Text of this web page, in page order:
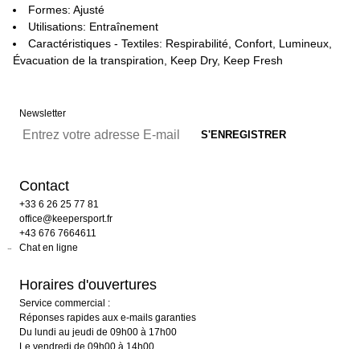
Formes: Ajusté
Utilisations: Entraînement
Caractéristiques - Textiles: Respirabilité, Confort, Lumineux,
Évacuation de la transpiration, Keep Dry, Keep Fresh
Newsletter
Contact
+33 6 26 25 77 81
office@keepersport.fr
+43 676 7664611
Chat en ligne
Horaires d'ouvertures
Service commercial :
Réponses rapides aux e-mails garanties
Du lundi au jeudi de 09h00 à 17h00
Le vendredi de 09h00 à 14h00